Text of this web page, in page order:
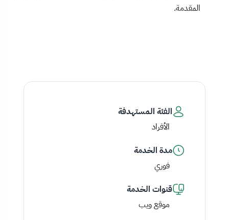
الفئة المستهدفة
الأفراد
مدة الخدمة
فوري
قنوات الخدمة
موقع ويب
المقدمة.